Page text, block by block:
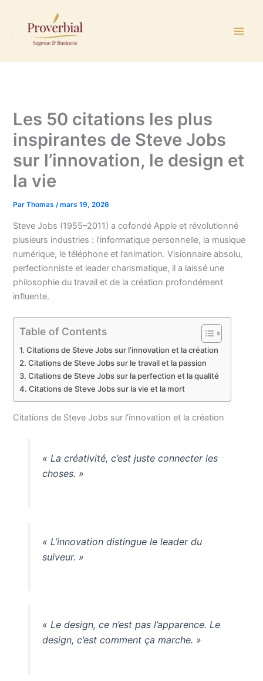
contenu
Les 50 citations les plus
inspirantes de Steve Jobs
sur l’innovation, le design et
la vie
ParThomas/mars 19, 2026
Steve Jobs (1955–2011) a cofondé Apple et révolutionné
plusieurs industries : l’informatique personnelle, la musique
numérique, le téléphone et l’animation. Visionnaire absolu,
perfectionniste et leader charismatique, il a laissé une
philosophie du travail et de la création profondément
influente.
Table of Contents
Citations de Steve Jobs sur l’innovation et la création
Citations de Steve Jobs sur le travail et la passion
Citations de Steve Jobs sur la perfection et la qualité
Citations de Steve Jobs sur la vie et la mort
Citations de Steve Jobs sur l’innovation et la création
« La créativité, c’est juste connecter les
choses. »
« L’innovation distingue le leader du
suiveur. »
« Le design, ce n’est pas l’apparence. Le
design, c’est comment ça marche. »